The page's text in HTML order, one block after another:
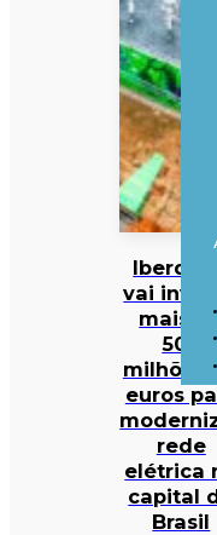
Iberdrola
vai
mais de
500
milhões
euros
rede
elétrica
capital
Brasil